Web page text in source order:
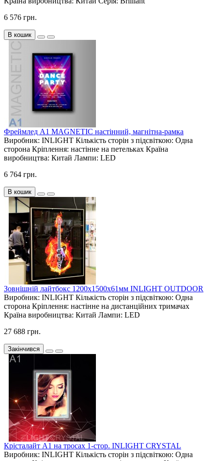
6 576 грн.
В кошик
Фреймлед А1 MAGNETIC настінний, магнітна-рамка
Виробник: INLIGHT Кількість сторін з підсвіткою: Одна
сторона Кріплення: настінне на петельках Країна
виробництва: Китай Лампи: LED
6 764 грн.
В кошик
Зовнішній лайтбокс 1200х1500х61мм INLIGHT OUTDOOR
Виробник: INLIGHT Кількість сторін з підсвіткою: Одна
сторона Кріплення: настінне на дистанційних тримачах
Країна виробництва: Китай Лампи: LED
27 688 грн.
Закінчився
Крісталайт А1 на тросах 1-стор. INLIGHT CRYSTAL
Виробник: INLIGHT Кількість сторін з підсвіткою: Одна